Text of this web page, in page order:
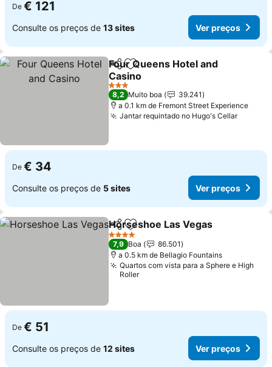
De € 121
Consulte os preços de 13 sites Ver preços
PartilharAdicionar aos favoritos
Four Queens Hotel and
Casino
Ver preços
3 Estrelas
8,2 Muito boa
39.241
a 0.1 km de Fremont Street Experience
Jantar requintado no Hugo's CellarVer
De € 34
Consulte os preços de 5 sites Ver preços
PartilharAdicionar aos favoritos
Horseshoe Las Vegas
4 Estrelas
7,9 Boa
86.501
a 0.5 km de Bellagio Fountains
Quartos com vista para a Sphere e High
Roller
De € 51
Consulte os preços de 12 sites Ver preços